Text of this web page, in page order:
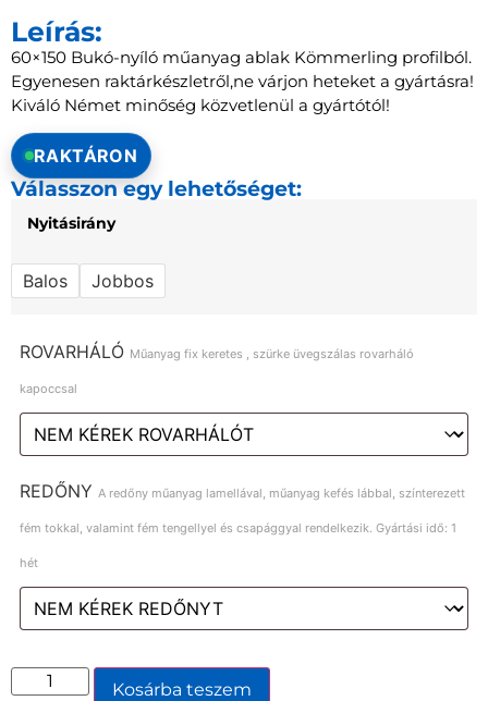
Leírás:
60×150 Bukó-nyíló műanyag ablak Kömmerling profilból.
Egyenesen raktárkészletről,ne várjon heteket a gyártásra!
Kiváló Német minőség közvetlenül a gyártótól!
RAKTÁRON
Válasszon egy lehetőséget:
Nyitásirány
Balos Jobbos
ROVARHÁLÓ Műanyag fix keretes , szürke üvegszálas rovarháló
kapoccsal
REDŐNY A redőny műanyag lamellával, műanyag kefés lábbal, színterezett
fém tokkal, valamint fém tengellyel és csapággyal rendelkezik. Gyártási idő: 1
hét
Kosárba teszem